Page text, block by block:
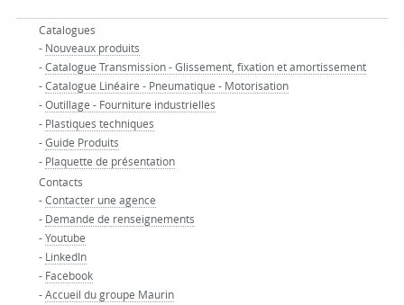
Catalogues
- Nouveaux produits
-Catalogue Transmission - Glissement, fixation et amortissement
-Catalogue Linéaire - Pneumatique - Motorisation
-Outillage - Fourniture industrielles
- Plastiques techniques
-Guide Produits
- Plaquette de présentation
Contacts
-Contacter une agence
- Demande de renseignements
-Youtube
- LinkedIn
- Facebook
-Accueil du groupe Maurin